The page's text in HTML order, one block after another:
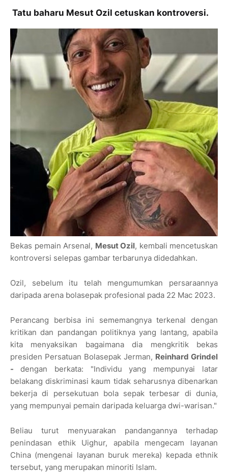
Tatu baharu Mesut Ozil cetuskan kontroversi.
Bekas pemain Arsenal, Mesut Ozil, kembali mencetuskan
kontroversi selepas gambar terbarunya didedahkan.
Ozil, sebelum itu telah mengumumkan persaraannya
daripada arena bolasepak profesional pada 22 Mac 2023.
Perancang berbisa ini sememangnya terkenal dengan
kritikan dan pandangan politiknya yang lantang, apabila
kita menyaksikan bagaimana dia mengkritik bekas
presiden Persatuan Bolasepak Jerman, Reinhard Grindel
- dengan berkata: "Individu yang mempunyai latar
belakang diskriminasi kaum tidak seharusnya dibenarkan
bekerja di persekutuan bola sepak terbesar di dunia,
yang mempunyai pemain daripada keluarga dwi-warisan."
Beliau turut menyuarakan pandangannya terhadap
penindasan ethik Uighur, apabila mengecam layanan
China (mengenai layanan buruk mereka) kepada ethnik
tersebut, yang merupakan minoriti Islam.